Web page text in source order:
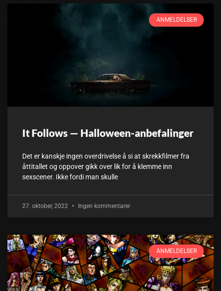
ANMELDELSER
It Follows — Halloween-anbefalinger
Det er kanskje ingen overdrivelse å si at skrekkfilmer fra
åttitallet og oppover gikk over lik for å klemme inn
sexscener. Ikke fordi man skulle
27. oktober, 2022 Ingen kommentarer
ANMELDELSER